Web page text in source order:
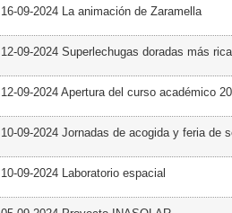
16-09-2024 La animación de Zaramella
12-09-2024 Superlechugas doradas más
12-09-2024 Apertura del curso académico
10-09-2024 Jornadas de acogida y feria de
10-09-2024 Laboratorio espacial